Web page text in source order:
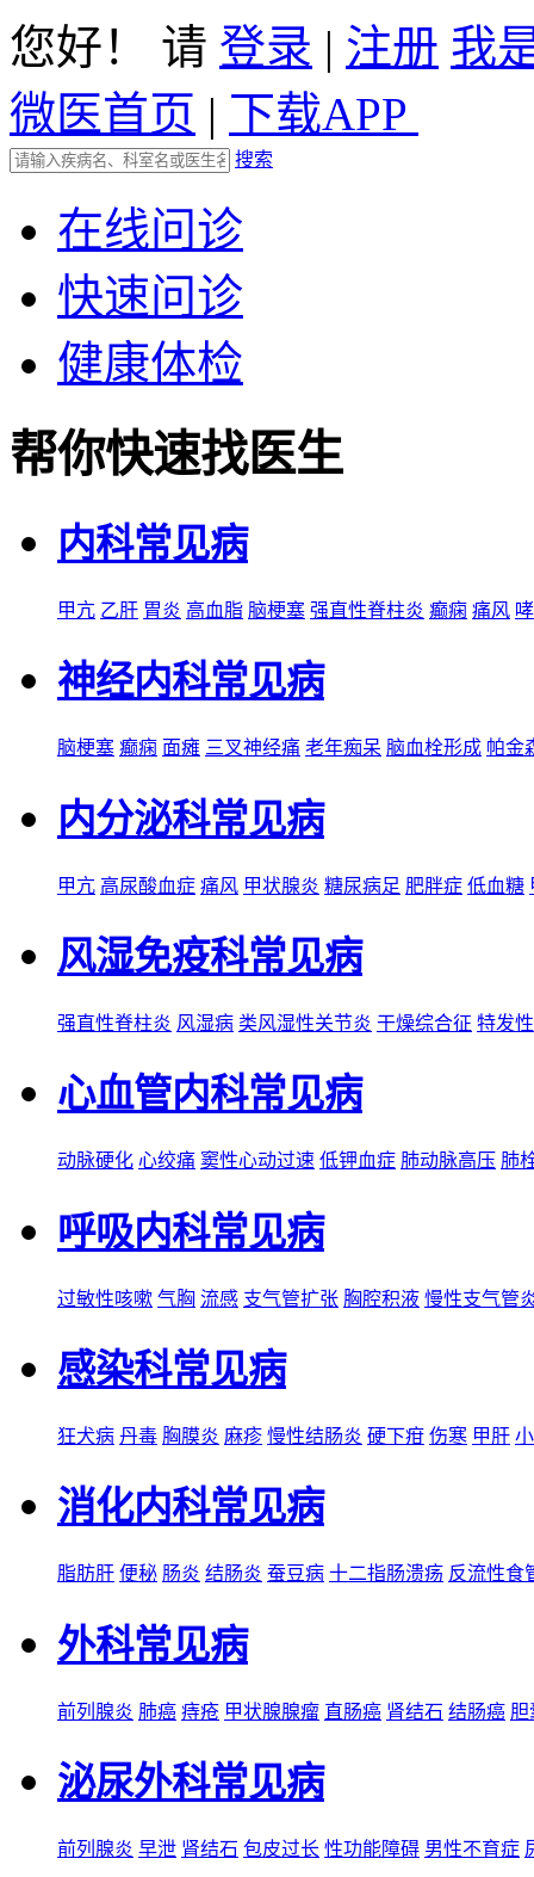
您好！ 请 登录 | 注册 我
微医首页 | 下载APP
搜索
在线问诊
快速问诊
健康体检
帮你快速找医生
内科常见病
甲亢 乙肝 胃炎 高血脂 脑梗塞 强直性脊柱炎 癫痫 痛风
神经内科常见病
脑梗塞 癫痫 面瘫 三叉神经痛 老年痴呆 脑血栓形成 帕金
内分泌科常见病
甲亢 高尿酸血症 痛风 甲状腺炎 糖尿病足 肥胖症 低血糖
风湿免疫科常见病
强直性脊柱炎 风湿病 类风湿性关节炎 干燥综合征 特发
心血管内科常见病
动脉硬化 心绞痛 窦性心动过速 低钾血症 肺动脉高压 肺
呼吸内科常见病
过敏性咳嗽 气胸 流感 支气管扩张 胸腔积液 慢性支气管
感染科常见病
狂犬病 丹毒 胸膜炎 麻疹 慢性结肠炎 硬下疳 伤寒 甲肝
消化内科常见病
脂肪肝 便秘 肠炎 结肠炎 蚕豆病 十二指肠溃疡 反流性食
外科常见病
前列腺炎 肺癌 痔疮 甲状腺腺瘤 直肠癌 肾结石 结肠癌 胆
泌尿外科常见病
前列腺炎 早泄 肾结石 包皮过长 性功能障碍 男性不育症